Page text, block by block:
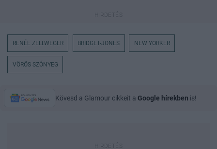
RENÉE ZELLWEGER BRIDGET-JONES NEW YORKER
VÖRÖS SZŐNYEG
Kövesd a Glamour cikkeit a Google hírekben is!